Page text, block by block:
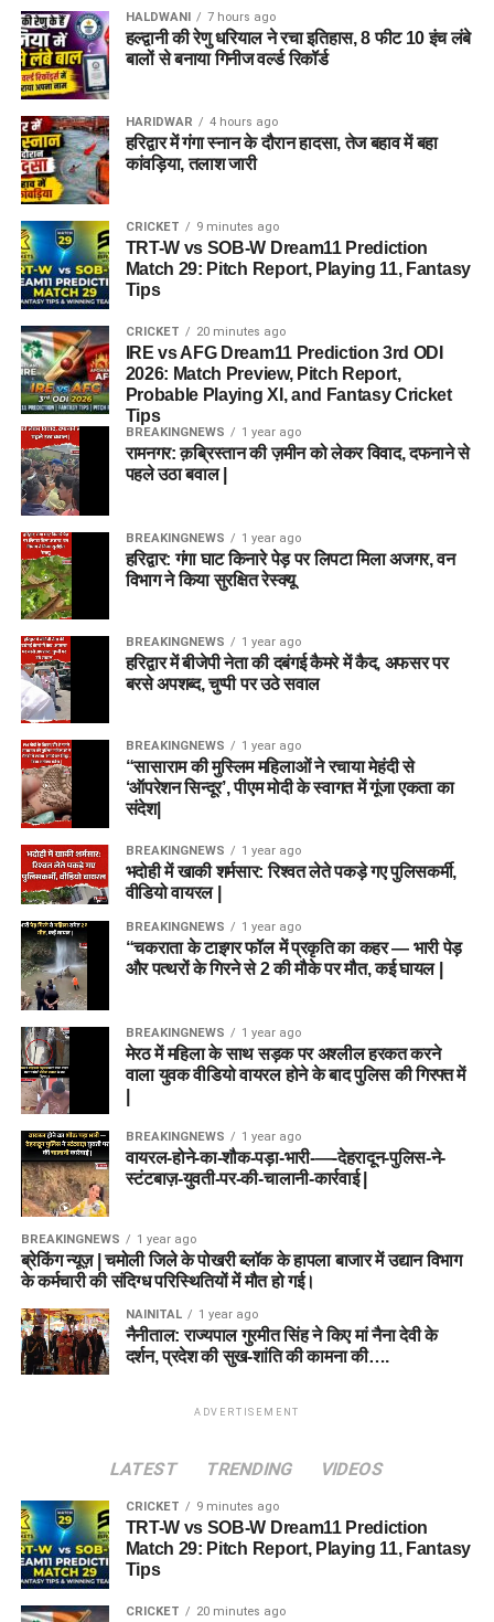
HALDWANI 7 hours ago
हल्द्वानी की रेणु धरियाल ने रचा इतिहास, 8 फीट 10 इंच लंबे
बालों से बनाया गिनीज वर्ल्ड रिकॉर्ड
HARIDWAR 4 hours ago
हरिद्वार में गंगा स्नान के दौरान हादसा, तेज बहाव में बहा
कांवड़िया, तलाश जारी
CRICKET 9 minutes ago
TRT-W vs SOB-W Dream11 Prediction
Match 29: Pitch Report, Playing 11, Fantasy
Tips
CRICKET 20 minutes ago
IRE vs AFG Dream11 Prediction 3rd ODI
2026: Match Preview, Pitch Report,
Probable Playing XI, and Fantasy Cricket
Tips
BREAKINGNEWS 1 year ago
रामनगर: क़ब्रिस्तान की ज़मीन को लेकर विवाद, दफनाने से
पहले उठा बवाल |
BREAKINGNEWS 1 year ago
हरिद्वार: गंगा घाट किनारे पेड़ पर लिपटा मिला अजगर, वन
विभाग ने किया सुरक्षित रेस्क्यू
BREAKINGNEWS 1 year ago
हरिद्वार में बीजेपी नेता की दबंगई कैमरे में कैद, अफसर पर
बरसे अपशब्द, चुप्पी पर उठे सवाल
BREAKINGNEWS 1 year ago
“सासाराम की मुस्लिम महिलाओं ने रचाया मेहंदी से
‘ऑपरेशन सिन्दूर’, पीएम मोदी के स्वागत में गूंजा एकता का
संदेश|
BREAKINGNEWS 1 year ago
भदोही में खाकी शर्मसार: रिश्वत लेते पकड़े गए पुलिसकर्मी,
वीडियो वायरल |
BREAKINGNEWS 1 year ago
“चकराता के टाइगर फॉल में प्रकृति का कहर — भारी पेड़
और पत्थरों के गिरने से 2 की मौके पर मौत, कई घायल |
BREAKINGNEWS 1 year ago
मेरठ में महिला के साथ सड़क पर अश्लील हरकत करने
वाला युवक वीडियो वायरल होने के बाद पुलिस की गिरफ्त में
BREAKINGNEWS 1 year ago
वायरल-होने-का-शौक-पड़ा-भारी-—-देहरादून-पुलिस-ने-
स्टंटबाज़-युवती-पर-की-चालानी-कार्रवाई |
BREAKINGNEWS 1 year ago
ब्रेकिंग न्यूज़ | चमोली जिले के पोखरी ब्लॉक के हापला बाजार में उद्यान विभाग
के कर्मचारी की संदिग्ध परिस्थितियों में मौत हो गई।
NAINITAL 1 year ago
नैनीताल: राज्यपाल गुरमीत सिंह ने किए मां नैना देवी के
दर्शन, प्रदेश की सुख-शांति की कामना की….
ADVERTISEMENT
LATEST TRENDING VIDEOS
CRICKET 9 minutes ago
TRT-W vs SOB-W Dream11 Prediction
Match 29: Pitch Report, Playing 11, Fantasy
Tips
CRICKET 20 minutes ago